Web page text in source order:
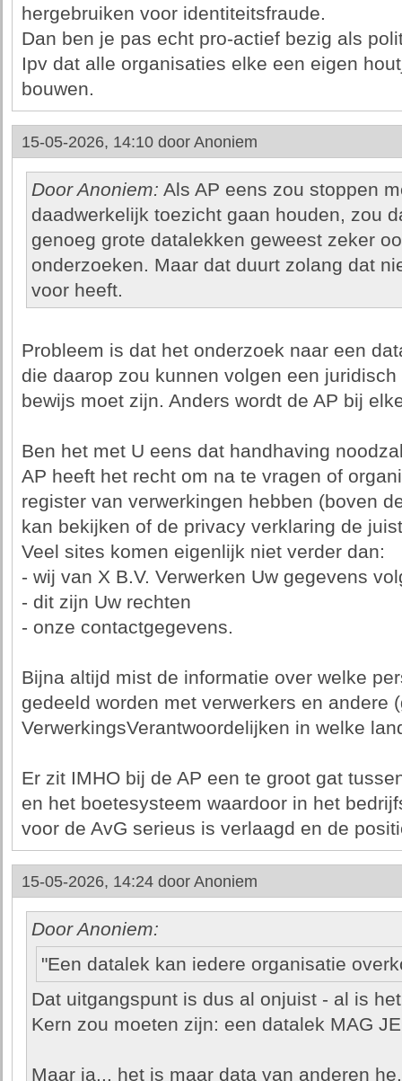
hergebruiken voor identiteitsfraude.
Dan ben je pas echt pro-actief bezig als
Ipv dat alle organisaties elke een eigen
bouwen.
15-05-2026, 14:10 door Anoniem
Door Anoniem: Als AP eens zou stoppen
daadwerkelijk toezicht gaan houden, zou
genoeg grote datalekken geweest zeker
onderzoeken. Maar dat duurt zolang dat
voor heeft.
Probleem is dat het onderzoek naar een
die daarop zou kunnen volgen een
bewijs moet zijn. Anders wordt de AP bij
Ben het met U eens dat handhaving
AP heeft het recht om na te vragen of
register van verwerkingen hebben (boven
kan bekijken of de privacy verklaring de
Veel sites komen eigenlijk niet verder dan:
- wij van X B.V. Verwerken Uw gegevens
- dit zijn Uw rechten
- onze contactgegevens.
Bijna altijd mist de informatie over welke
gedeeld worden met verwerkers en andere
VerwerkingsVerantwoordelijken in welke
Er zit IMHO bij de AP een te groot gat
en het boetesysteem waardoor in het
voor de AvG serieus is verlaagd en de
15-05-2026, 14:24 door Anoniem
Door Anoniem:
"Een datalek kan iedere organisatie
Dat uitgangspunt is dus al onjuist - al is
Kern zou moeten zijn: een datalek MAG
Maar ja... het is maar data van anderen